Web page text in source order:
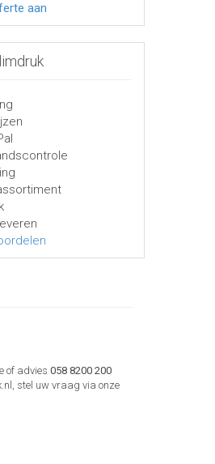
aan
of advies 058 8200 200
stel uw vraag via onze